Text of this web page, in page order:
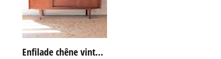
Enfilade chêne vintage portes coulissantes